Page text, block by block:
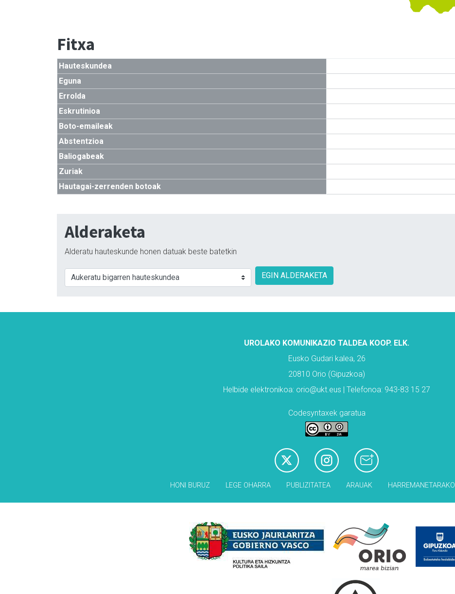
Fitxa
Hauteskundea
Eguna
Errolda
Eskrutinioa
Boto-emaileak
Abstentzioa
Baliogabeak
Zuriak
Hautagai-zerrenden botoak
Alderaketa
Alderatu hauteskunde honen datuak beste batetkin
EGIN ALDERAKETA
UROLAKO KOMUNIKAZIO TALDEA KOOP. ELK.
Eusko Gudari kalea, 26
20810 Orio (Gipuzkoa)
Helbide elektronikoa: orio@ukt.eus | Telefonoa: 943-83 15 27
Codesyntaxek garatua
HONI BURUZ LEGE OHARRA PUBLIZITATEA ARAUAK HARREMANETARAKO